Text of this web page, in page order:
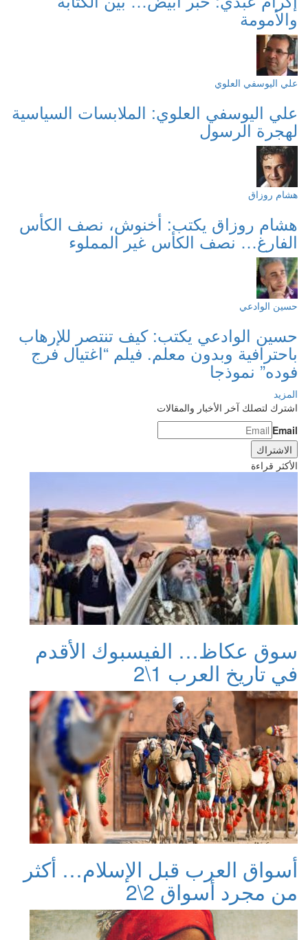
والأمومة
علي اليوسفي العلوي
علي اليوسفي العلوي: الملابسات السياسية
لهجرة الرسول
هشام روزاق
هشام روزاق يكتب: أخنوش، نصف الكأس
الفارغ… نصف الكأس غير المملوء
حسين الوادعي
حسين الوادعي يكتب: كيف تنتصر للإرهاب
باحترافية وبدون معلم. فيلم “اغتيال فرج
فوده” نموذجا
المزيد
اشترك لتصلك آخر الأخبار والمقالات
Email
الأكثر قراءة
سوق عكاظ… الفيسبوك الأقدم
في تاريخ العرب 1\2
أسواق العرب قبل الإسلام… أكثر
من مجرد أسواق 2\2